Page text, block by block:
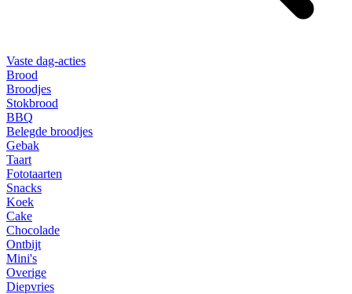
Vaste dag-acties
Brood
Broodjes
Stokbrood
BBQ
Belegde broodjes
Gebak
Taart
Fototaarten
Snacks
Koek
Cake
Chocolade
Ontbijt
Mini's
Overige
Diepvries